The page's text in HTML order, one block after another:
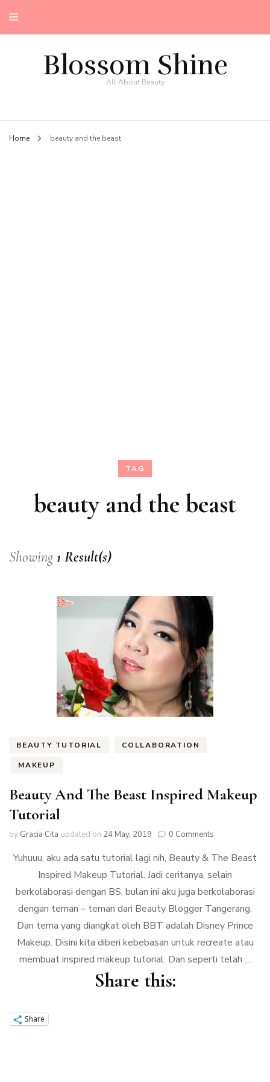
Blossom Shine
All About Beauty
Home beauty and the beast
TAG
beauty and the beast
Showing1 Result(s)
BEAUTY TUTORIAL COLLABORATION
MAKEUP
Beauty And The Beast Inspired Makeup
Tutorial
by Gracia Cita updated on 24 May, 2019 0 Comments
Yuhuuu, aku ada satu tutorial lagi nih, Beauty & The Beast
Inspired Makeup Tutorial. Jadi ceritanya, selain
berkolaborasi dengan BS, bulan ini aku juga berkolaborasi
dengan teman – teman dari Beauty Blogger Tangerang.
Dan tema yang diangkat oleh BBT adalah Disney Prince
Makeup. Disini kita diberi kebebasan untuk recreate atau
membuat inspired makeup tutorial. Dan seperti telah …
Share this:
Share